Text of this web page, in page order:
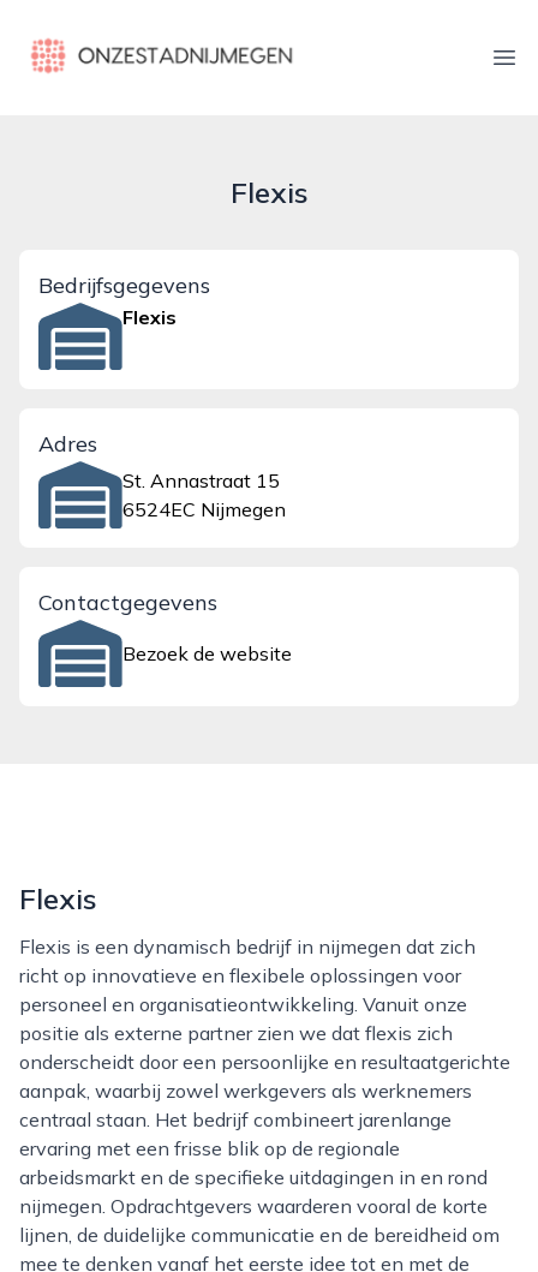
onzestadnijmegen.nl
Flexis
Bedrijfsgegevens
Flexis
Adres
St. Annastraat 15
6524EC Nijmegen
Contactgegevens
Bezoek de website
Flexis
Flexis is een dynamisch bedrijf in nijmegen dat zich
richt op innovatieve en flexibele oplossingen voor
personeel en organisatieontwikkeling. Vanuit onze
positie als externe partner zien we dat flexis zich
onderscheidt door een persoonlijke en resultaatgerichte
aanpak, waarbij zowel werkgevers als werknemers
centraal staan. Het bedrijf combineert jarenlange
ervaring met een frisse blik op de regionale
arbeidsmarkt en de specifieke uitdagingen in en rond
nijmegen. Opdrachtgevers waarderen vooral de korte
lijnen, de duidelijke communicatie en de bereidheid om
mee te denken vanaf het eerste idee tot en met de